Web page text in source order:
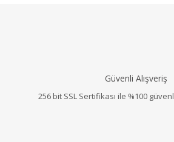
Güvenli Alışveriş
256 bit SSL Sertifikası ile %100